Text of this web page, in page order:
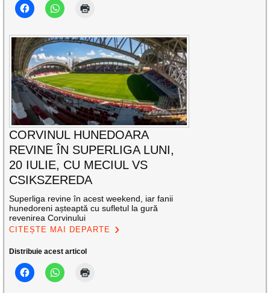
CORVINUL HUNEDOARA
REVINE ÎN SUPERLIGA LUNI,
20 IULIE, CU MECIUL VS
CSIKSZEREDA
Superliga revine în acest weekend, iar fanii
hunedoreni așteaptă cu sufletul la gură
revenirea Corvinului
CITEȘTE MAI DEPARTE
Distribuie acest articol